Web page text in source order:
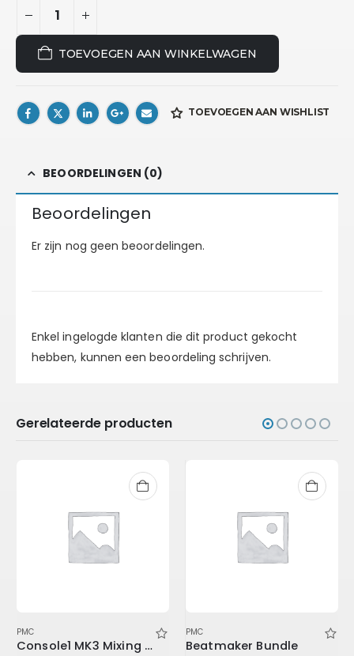
TOEVOEGEN AAN WINKELWAGEN
TOEVOEGEN AAN WISHLIST
BEOORDELINGEN (0)
Beoordelingen
Er zijn nog geen beoordelingen.
Enkel ingelogde klanten die dit product gekocht
hebben, kunnen een beoordeling schrijven.
Gerelateerde producten
PMC
Console1 MK3 Mixing System Stand
PMC
Beatmaker Bundle